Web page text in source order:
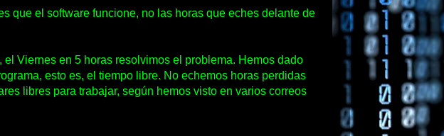
que el software funcione, no las horas que eches delante de
Viernes en 5 horas resolvimos el problema. Hemos dado
esto es, el tiempo libre. No echemos horas perdidas
libres para trabajar, según hemos visto en varios correos